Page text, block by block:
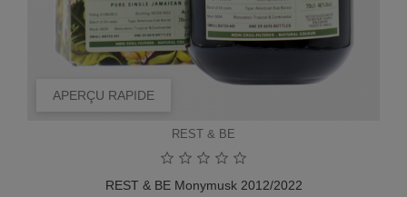
APERÇU RAPIDE
REST & BE
REST & BE Monymusk 2012/2022